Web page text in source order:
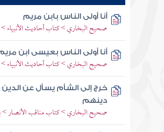
أنا أولى الناس بابن مريم
صحيح البخاري > كتاب أحاديث الأنبياء >
أنا أولى الناس بعيسى ابن مريم
صحيح البخاري > كتاب أحاديث الأنبياء >
خرج إلى الشأم يسأل عن
دينهم
صحيح البخاري > كتاب مناقب الأنصار